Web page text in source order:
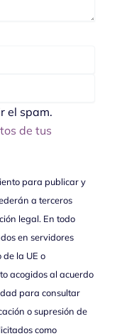
el spam.
de tus
para publicar y
a terceros
legal. En todo
en servidores
la UE o
acogidos al acuerdo
para consultar
o supresión de
como